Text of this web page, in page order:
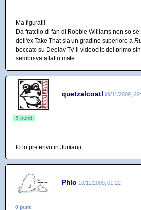
Ma figurati!
Da fratello di fan di Robbie Williams non so
dell'ex Take That sia un gradino superiore a
beccato su Deejay TV il videoclip del primo
sembrava affatto male.
quetzalcoatl 09/11/2009,
5 punti
Io lo preferivo in Jumanji.
Phlo 10/11/2009, 01:22
0 punti